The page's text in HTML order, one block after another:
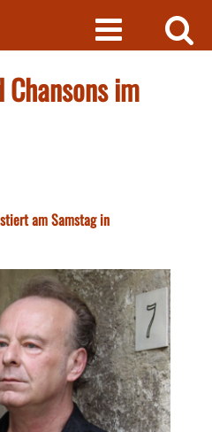
Chansons im
am Samstag in